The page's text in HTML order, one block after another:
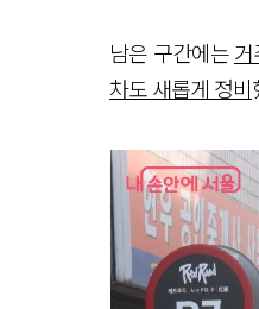
남은 구간에는
차도 새롭게 정비